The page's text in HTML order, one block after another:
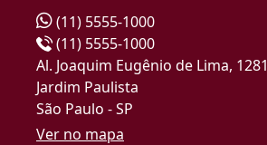
(11) 5555-1000
(11) 5555-1000
Al. Joaquim Eugênio de Lima, 1281
Jardim Paulista
São Paulo - SP
Ver no mapa